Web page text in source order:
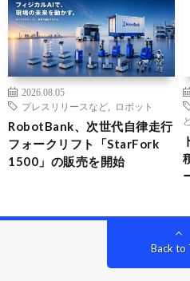
2026.08.05
プレスリリースなど
ロボット
RobotBank、次世代自律走行
フォークリフト「StarFork
1500」の販売を開始
Back to